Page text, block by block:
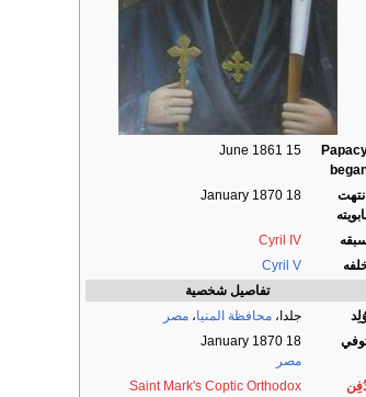
15 June 1861
انتهت
18 January 1870
Cyril IV
Cyril V
تفاصيل شخصية
جلدا، محافظة المنيا، مصر
18 January 1870
مصر
Saint Mark's Coptic Orthodox